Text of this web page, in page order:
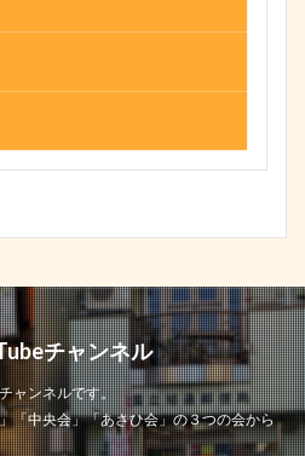
チャンネル
ャンネルです。
「中央会」「あさひ会」の３つの会から